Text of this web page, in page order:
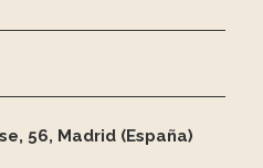
56, Madrid (España)